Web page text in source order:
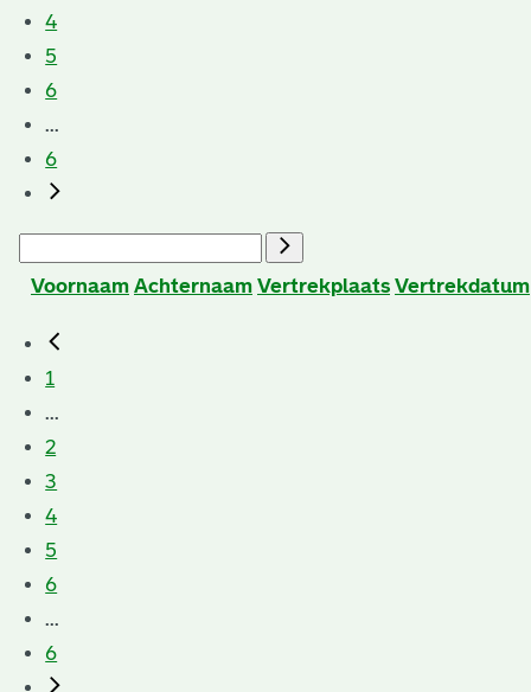
4
5
6
...
6
Voornaam Achternaam Vertrekplaats Vertrekdatum
1
...
2
3
4
5
6
...
6